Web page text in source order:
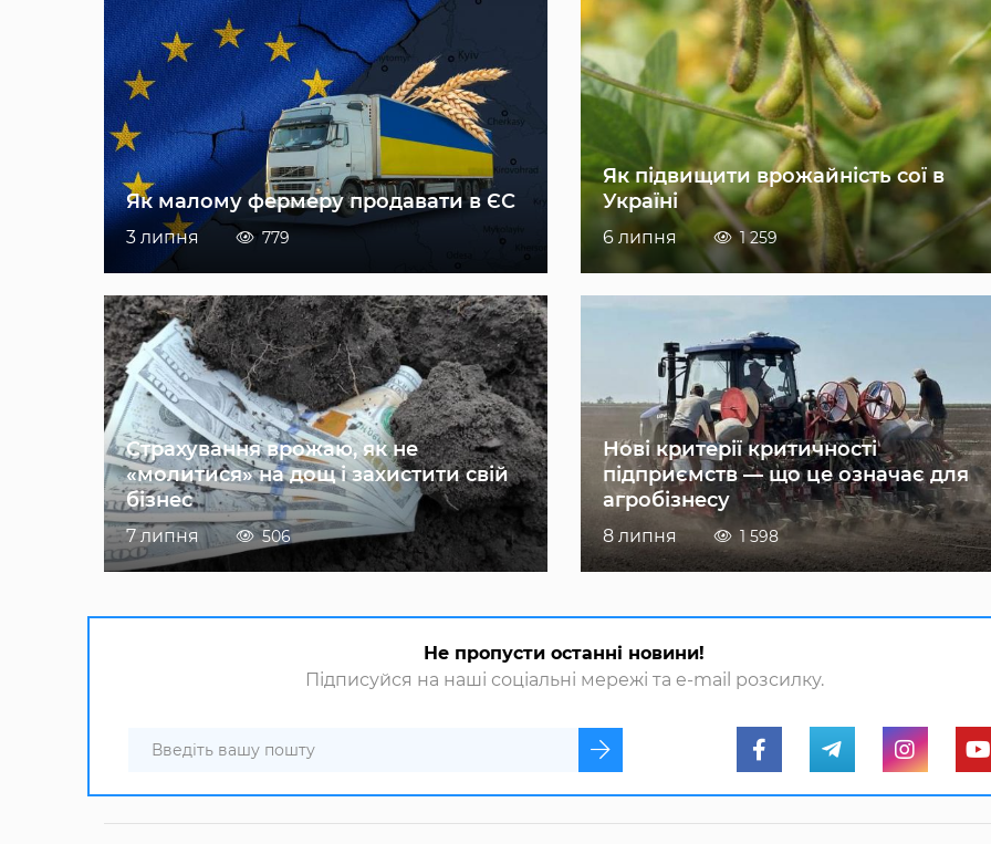
Як малому фермеру продавати в ЄС
3 липня 779
Як підвищити врожайність сої в
Україні
6 липня 1 259
Страхування врожаю, як не
«молитися» на дощ і захистити свій
бізнес
7 липня 506
Нові критерії критичності
підприємств — що це означає для
агробізнесу
8 липня 1 598
Не пропусти останні новини!
Підписуйся на наші соціальні мережі та e-mail розсилку.